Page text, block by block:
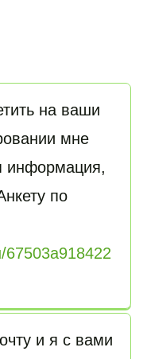
на ваши
мне
информация,
по
и я с вами